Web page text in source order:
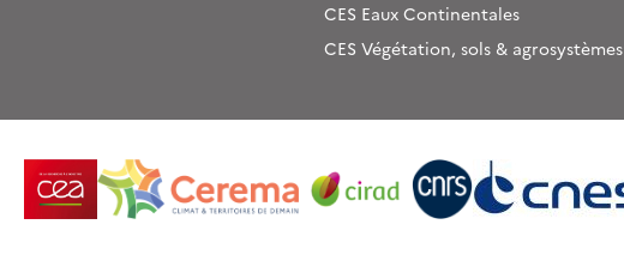
CES Eaux Continentales
CES Végétation, sols & agrosystèmes